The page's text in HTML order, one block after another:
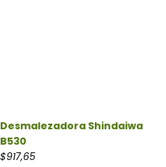
Desmalezadora Shindaiwa
B530
$917,65